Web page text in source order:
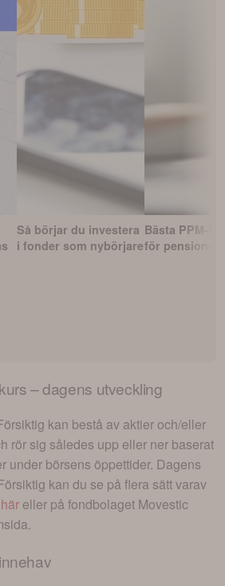
Så börjar du investera
i fonder som nybörjare
Bästa PPM-
för
kurs – dagens utveckling
kan bestå av aktier och/eller
rör sig således upp eller ner baserat
under börsens öppettider. Dagens
kan du se på flera sätt varav
här eller på fondbolaget Movestic
innehav